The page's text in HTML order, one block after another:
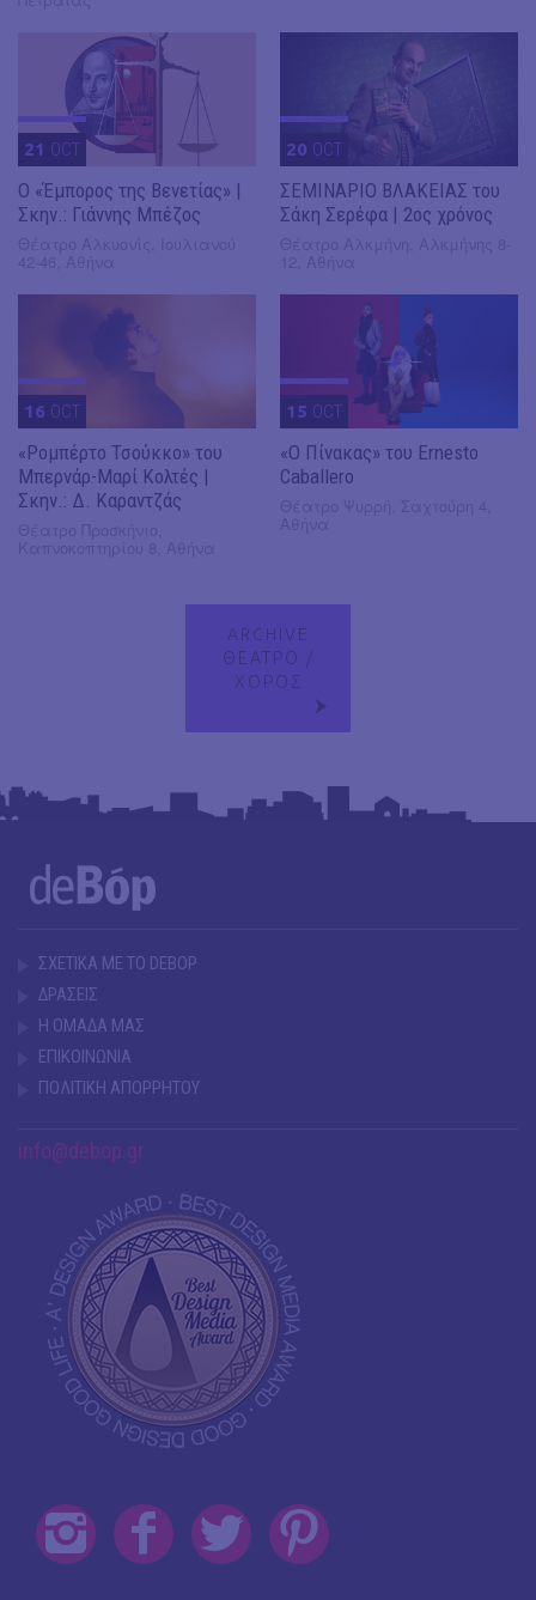
21 OCT
Ο «Έμπορος της Βενετίας» |
Σκην.: Γιάννης Μπέζος
20 OCT
ΣΕΜΙΝΑΡΙΟ ΒΛΑΚΕΙΑΣ του
Σάκη Σερέφα | 2ος χρόνος
16 OCT
«Ρομπέρτο Τσούκκο» του
Μπερνάρ-Μαρί Κολτές |
Σκην.: Δ. Καραντζάς
15 OCT
«Ο Πίνακας» του Ernesto
Caballero
ARCHIVE
ΘΕΑΤΡΟ /
ΧΟΡΟΣ
ΣΧΕΤΙΚΑ ΜΕ ΤΟ DEBOP
ΔΡΑΣΕΙΣ
Η ΟΜΑΔΑ ΜΑΣ
ΕΠΙΚΟΙΝΩΝΙΑ
ΠΟΛΙΤΙΚΗ ΑΠΟΡΡΗΤΟΥ
info@debop.gr